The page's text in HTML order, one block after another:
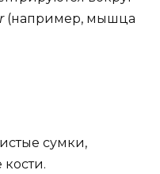
(например, мышца
сумки,